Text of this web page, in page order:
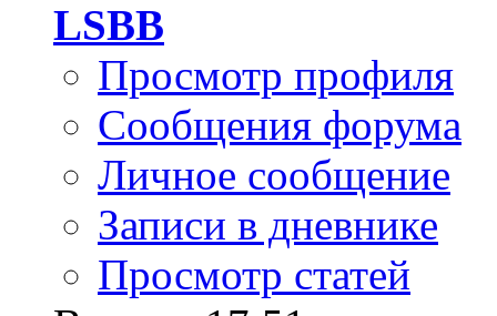
LSBB
Просмотр профиля
Сообщения форума
Личное сообщение
Записи в дневнике
Просмотр статей